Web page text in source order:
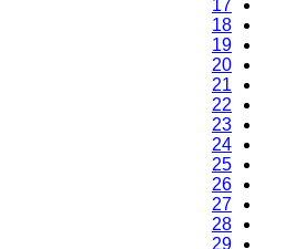
17
18
19
20
21
22
23
24
25
26
27
28
29